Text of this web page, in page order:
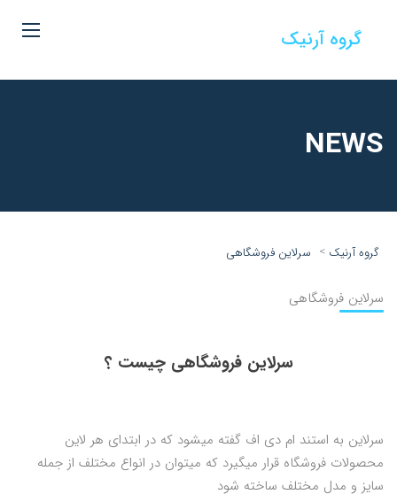
گروه آرنیک
NEWS
گروه آرنیک > سرلاین فروشگاهی
سرلاین فروشگاهی
سرلاین فروشگاهی چیست ؟
سرلاین به استند ام دی اف گفته میشود که در ابتدای هر لاین
محصولات فروشگاه قرار میگیرد که میتوان در انواع مختلف از جمله
سایز و مدل مختلف ساخته شود